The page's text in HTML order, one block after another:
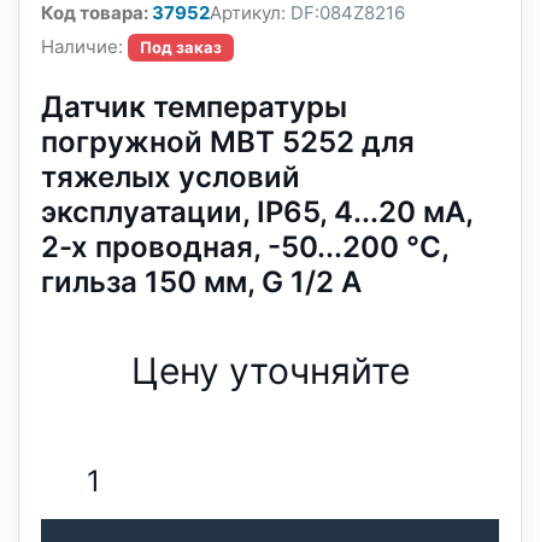
Код товара:37952Артикул: DF:084Z8216
Наличие:
Под заказ
Датчик температуры
погружной MBT 5252 для
тяжелых условий
эксплуатации, IP65, 4...20 мА,
2-х проводная, -50...200 °C,
гильза 150 мм, G 1/2 А
Цену уточняйте